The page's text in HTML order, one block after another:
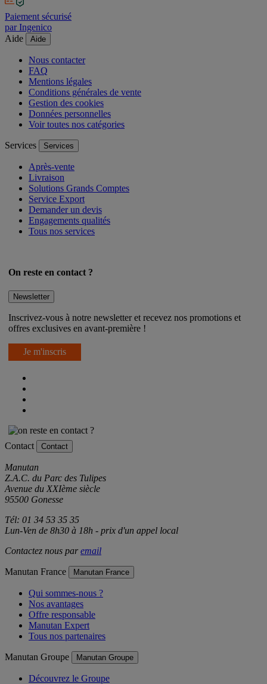
Paiement sécurisé
par Ingenico
Aide
Aide
Nous contacter
FAQ
Mentions légales
Conditions générales de vente
Gestion des cookies
Données personnelles
Voir toutes nos catégories
Services Services
Après-vente
Livraison
Solutions Grands Comptes
Service Export
Demander un devis
Engagements qualités
Tous nos services
On reste en contact ?
Newsletter
Inscrivez-vous à notre newsletter et recevez nos promotions et
offres exclusives en avant-première !
Je m'inscris
Contact Contact
Manutan
Z.A.C. du Parc des Tulipes
Avenue du XXIème siècle
95500 Gonesse
Tél: 01 34 53 35 35
Lun-Ven de 8h30 à 18h - prix d'un appel local
Contactez nous paremail
Manutan France Manutan France
Qui sommes-nous ?
Nos avantages
Offre responsable
Manutan Expert
Tous nos partenaires
Manutan Groupe Manutan Groupe
Découvrez le Groupe